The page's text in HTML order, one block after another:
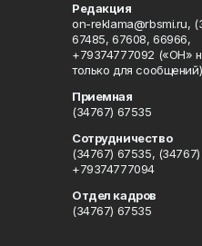
Редакция
on-reklama@rbsmi.ru,
67485, 67608, 66966,
+79374777092 («ОН»
только для сообщений)
Приемная
(34767) 67535
Сотрудничество
(34767) 67535,
+79374777094
Отдел кадров
(34767) 67535